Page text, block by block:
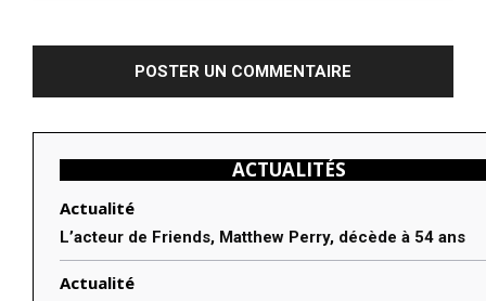
ACTUALITÉS
Actualité
L’acteur de Friends, Matthew Perry, décède à 54 ans
Actualité